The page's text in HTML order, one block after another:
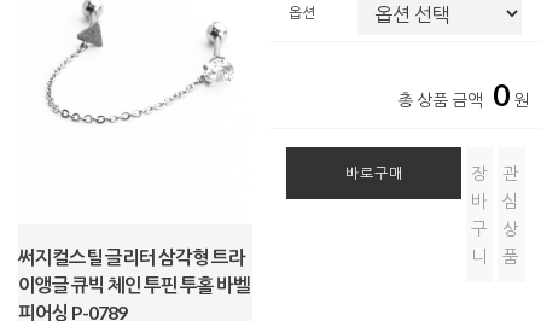
써지컬스틸 글리터 삼각형 트라
이앵글 큐빅 체인 투핀 투홀 바벨
피어싱 P-0789
옵션
총 상품 금액 0 원
바로구매
장
바
구
니
관
심
상
품